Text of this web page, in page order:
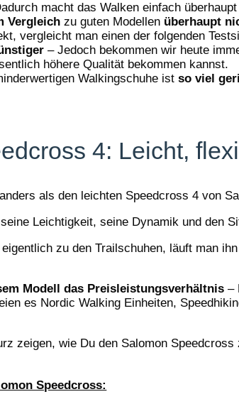
macht das Walken einfach
Vergleich zu guten Modellen überhaupt
vergleicht man einen der folgenden
– Jedoch bekommen wir heute
höhere Qualität bekommen kannst.
Walkingschuhe istso viel
4: Leicht,
als den leichten Speedcross 4 von
Leichtigkeit, seine Dynamik und den
zu den Trailschuhen, läuft man
Modell das Preisleistungsverhältnis –
es Nordic Walking Einheiten,
zeigen, wie Du den Salomon
Speedcross: